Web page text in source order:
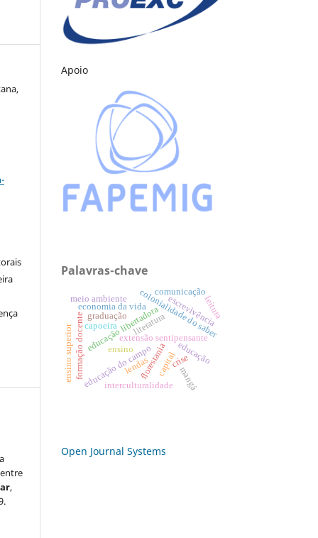
,
Apoio
Palavras-chave
extensão sentipensante
colonialidade do saber
educação libertadora
florestania
educação do campo
interculturalidade
formação docente
ensino superior
economia da vida
crise
capital
meio ambiente
ensino
graduação escrevivência
literatura
educação
comunicação
mangá
leitura
capoeira
lendas
Open Journal Systems